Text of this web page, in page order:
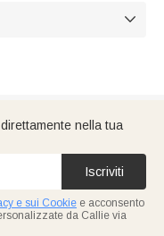

nella tua
Iscriviti
e sui Cookie e acconsento
da Callie via